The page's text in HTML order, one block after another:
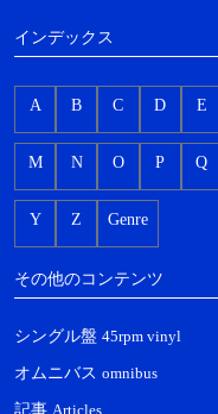
インデックス
A B C D E
M N O P Q
Y Z Genre
その他のコンテンツ
シングル盤 45rpm vinyl
オムニバス omnibus
記事 Articles